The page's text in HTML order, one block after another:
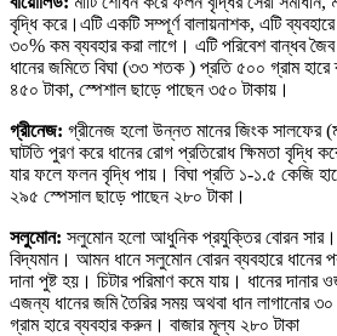
বৃদ্ধি করে।এটি একটি সম্পূর্ণ বালায়নাশক, এটি ব্যবহারে
৩০% কম ব্যবহার করা লাগে। এটি পরিবেশ বান্ধব
ধানের জমিতে বিঘা (৩৩ শতক ) প্রতি ৫০০ গ্রাম
৪৫০ টাকা, স্পেশাল ছাড়ে পাছেন ৩৫০ টাকায়।
গ্রীনেজ: গ্রীনেজ হলো উন্নত মানের জিংক সালফের
ঘাটতি পুরণ করে ধানের রোগ প্রতিরোধ ক্ষিমতা বৃদ্ধি
যার ফলে ফলন বৃদ্ধি পায়। বিঘা প্রতি ১-১.৫ কেজি
২৯৫ স্পেসাল ছাড়ে পাছেন ২৮০ টাকা।
সলুমোন: সলুমোন হলো আধুনিক প্রযুক্তির বোরন
বিদ্যমান। আমন ধানে সলুমোন বোরন ব্যবহারে ধানের
দানা পুষ্ট হয়। চিটার পরিমাণ কমে যায়। ধানের
এজন্য ধানের জমি তৈরির সময় অথবা ধান লাগানোর
গ্রাম হারে ব্যবহার করুন। বাজার মূল্য ২৮০ টাকা